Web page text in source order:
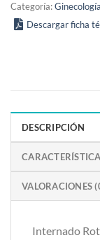
Categoría:
Descargar ficha
DESCRIPCIÓN
VALORACIONES
Internado